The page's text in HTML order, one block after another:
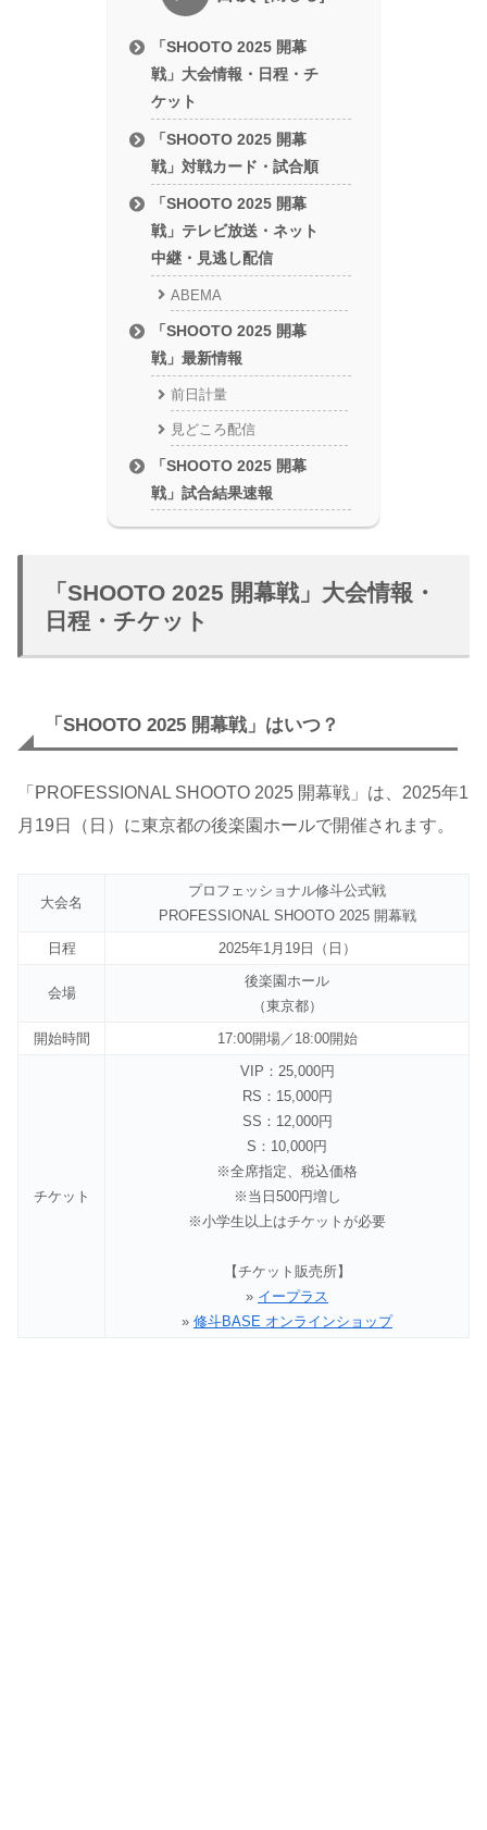
「SHOOTO 2025 開幕
戦」大会情報・日程・チ
ケット
「SHOOTO 2025 開幕
戦」対戦カード・試合順
「SHOOTO 2025 開幕
戦」テレビ放送・ネット
中継・見逃し配信
ABEMA
「SHOOTO 2025 開幕
戦」最新情報
前日計量
見どころ配信
「SHOOTO 2025 開幕
戦」試合結果速報
「SHOOTO 2025 開幕戦」大会情報・
日程・チケット
「SHOOTO 2025 開幕戦」はいつ？
「PROFESSIONAL SHOOTO 2025 開幕戦」は、2025年1
月19日（日）に東京都の後楽園ホールで開催されます。
大会名
プロフェッショナル修斗公式戦
PROFESSIONAL SHOOTO 2025 開幕戦
日程
2025年1月19日（日）
会場
後楽園ホール
（東京都）
開始時間
17:00開場／18:00開始
チケット
VIP：25,000円
RS：15,000円
SS：12,000円
S：10,000円
※全席指定、税込価格
※当日500円増し
※小学生以上はチケットが必要
【チケット販売所】
» イープラス
» 修斗BASE オンラインショップ